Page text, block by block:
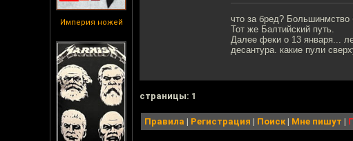
Империя ножей
что за бред?
Тот же Балтийский путь.
Далее феки о 13 января...
десантура. какие пули
cтраницы: 1
Правила | Регистрация | Поиск| Мне пишут |